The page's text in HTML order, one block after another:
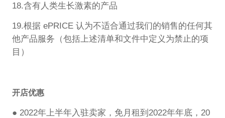
18.含有人类生长激素的产品
19.根据 ePRICE 认为不适合通过我们的销售的任何其
他产品服务（包括上述清单和文件中定义为禁止的项
目）
开店优惠
● 2022年上半年入驻卖家，免月租到2022年年底，20